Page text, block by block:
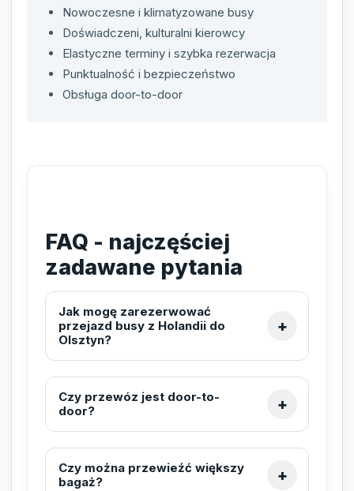
Nowoczesne i klimatyzowane busy
Doświadczeni, kulturalni kierowcy
Elastyczne terminy i szybka rezerwacja
Punktualność i bezpieczeństwo
Obsługa door-to-door
FAQ - najczęściej
zadawane pytania
Jak mogę zarezerwować
przejazd busy z Holandii do
Olsztyn?
Czy przewóz jest door-to-
door?
Czy można przewieźć większy
bagaż?